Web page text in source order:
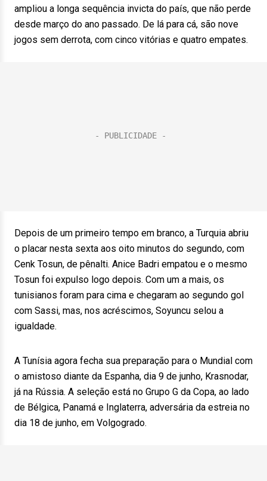
ampliou a longa sequência invicta do país, que não perde
desde março do ano passado. De lá para cá, são nove
jogos sem derrota, com cinco vitórias e quatro empates.
Depois de um primeiro tempo em branco, a Turquia abriu
o placar nesta sexta aos oito minutos do segundo, com
Cenk Tosun, de pênalti. Anice Badri empatou e o mesmo
Tosun foi expulso logo depois. Com um a mais, os
tunisianos foram para cima e chegaram ao segundo gol
com Sassi, mas, nos acréscimos, Soyuncu selou a
igualdade.
A Tunísia agora fecha sua preparação para o Mundial com
o amistoso diante da Espanha, dia 9 de junho, Krasnodar,
já na Rússia. A seleção está no Grupo G da Copa, ao lado
de Bélgica, Panamá e Inglaterra, adversária da estreia no
dia 18 de junho, em Volgogrado.